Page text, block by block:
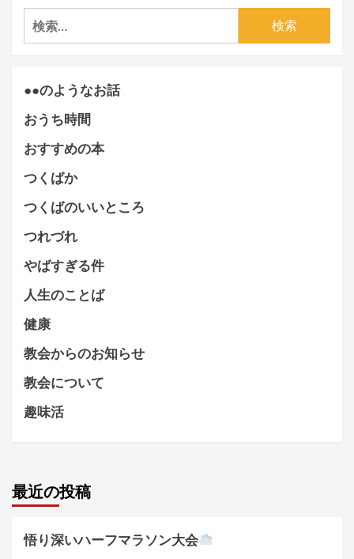
検
索:
●●のようなお話
おうち時間
おすすめの本
つくばか
つくばのいいところ
つれづれ
やばすぎる件
人生のことば
健康
教会からのお知らせ
教会について
趣味活
最近の投稿
悟り深いハーフマラソン大会